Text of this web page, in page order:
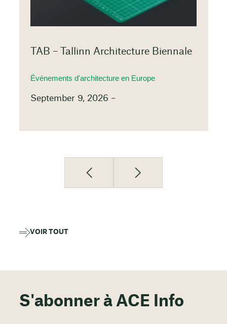
TAB – Tallinn Architecture Biennale
Événements d'architecture en Europe
September 9, 2026 –
VOIR TOUT
S'abonner à ACE Info